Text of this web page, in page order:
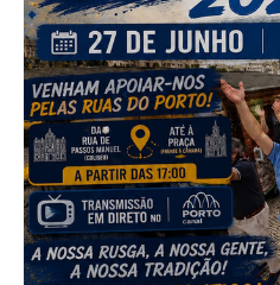
SERVIÇOS
GERAIS
SECRETARIA
CANÍDEOS
CEMITÉRIO
RECENSEAMENTO ELEITORAL
ATESTADOS